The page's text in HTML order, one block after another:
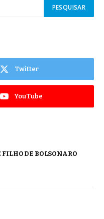
Twitter
YouTube
DE BOLSONARO